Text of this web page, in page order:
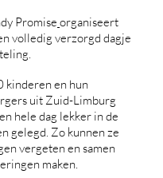
Promise organiseert
volledig verzorgd dagje
kinderen en hun
uit Zuid-Limburg
hele dag lekker in de
gelegd. Zo kunnen ze
vergeten en samen
maken.